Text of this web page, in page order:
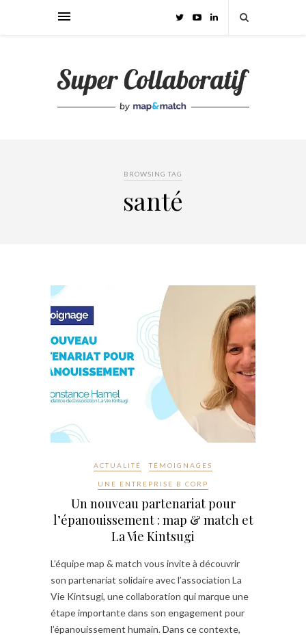
BROWSING TAG
santé
ACTUALITÉ TÉMOIGNAGES
UNE ENTREPRISE B CORP
Un nouveau partenariat pour
l’épanouissement : map & match et
La Vie Kintsugi
L’équipe map & match vous invite à découvrir
son partenariat solidaire avec l’association La
Vie Kintsugi, une collaboration qui marque une
étape importante dans son engagement pour
l’épanouissement humain. Dans ce contexte,